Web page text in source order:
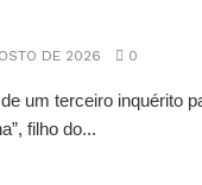
DE 2026 0
um terceiro inquérito
filho do...